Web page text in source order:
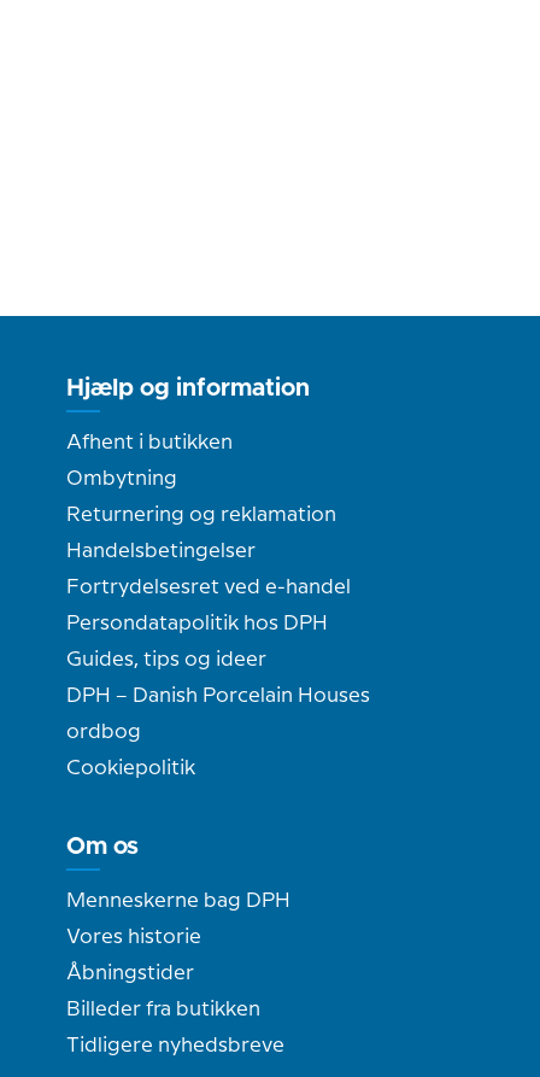
Hjælp og information
Afhent i butikken
Ombytning
Returnering og reklamation
Handelsbetingelser
Fortrydelsesret ved e-handel
Persondatapolitik hos DPH
Guides, tips og ideer
DPH – Danish Porcelain Houses
ordbog
Cookiepolitik
Om os
Menneskerne bag DPH
Vores historie
Åbningstider
Billeder fra butikken
Tidligere nyhedsbreve